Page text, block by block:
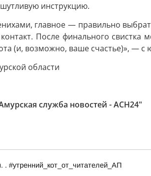
инструкцию.
главное — правильно
После финального
(и, возможно, ваше счастье)», — с
области
служба новостей - АСН24"
. #утренний_кот_от_читателей_АП